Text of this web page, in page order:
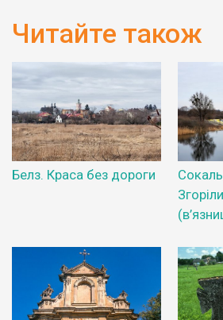
Читайте також
Белз. Краса без дороги